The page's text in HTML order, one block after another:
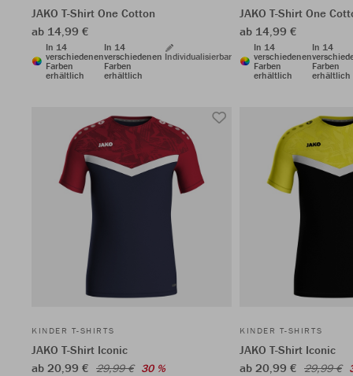
JAKO T-Shirt One Cotton
ab 14,99 €
In 14
verschiedenen
Farben
erhältlich
In 14
verschiedenen
Farben
erhältlich
Individualisierbar
JAKO T-Shirt One
ab 14,99 €
In 14
verschiedenen
Farben
erhältlich
In 14
Farben
erhältlich
KINDER T-SHIRTS
JAKO T-Shirt Iconic
ab 20,99 € 29,99 € 30 %
KINDER T-SHIRTS
JAKO T-Shirt Iconic
ab 20,99 € 29,99 €